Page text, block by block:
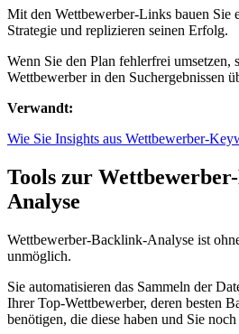
Mit den Wettbewerber-Links bauen
Strategie und replizieren seinen Erfolg.
Wenn Sie den Plan fehlerfrei umsetzen,
Wettbewerber in den Suchergebnissen
Verwandt:
Wie Sie Insights aus Wettbewerber-
Tools zur
Analyse
Wettbewerber-Backlink-Analyse ist
unmöglich.
Sie automatisieren das Sammeln der
Ihrer Top-Wettbewerber, deren besten
benötigen, die diese haben und Sie